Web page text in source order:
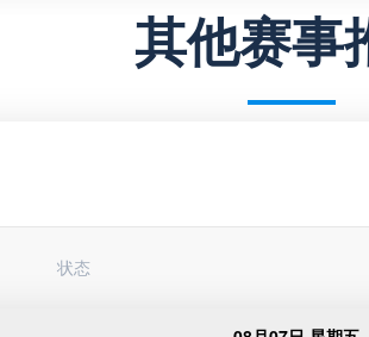
其他赛事
状态